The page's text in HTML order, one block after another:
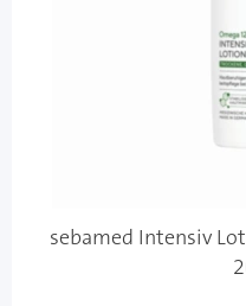
sebamed Intensiv